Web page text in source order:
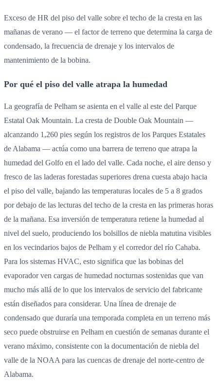
Exceso de HR del piso del valle sobre el techo de la cresta en las
mañanas de verano — el factor de terreno que determina la carga de
condensado, la frecuencia de drenaje y los intervalos de
mantenimiento de la bobina.
Por qué el piso del valle atrapa la humedad
La geografía de Pelham se asienta en el valle al este del Parque
Estatal Oak Mountain. La cresta de Double Oak Mountain —
alcanzando 1,260 pies según los registros de los Parques Estatales
de Alabama — actúa como una barrera de terreno que atrapa la
humedad del Golfo en el lado del valle. Cada noche, el aire denso y
fresco de las laderas forestadas superiores drena cuesta abajo hacia
el piso del valle, bajando las temperaturas locales de 5 a 8 grados
por debajo de las lecturas del techo de la cresta en las primeras horas
de la mañana. Esa inversión de temperatura retiene la humedad al
nivel del suelo, produciendo los bolsillos de niebla matutina visibles
en los vecindarios bajos de Pelham y el corredor del río Cahaba.
Para los sistemas HVAC, esto significa que las bobinas del
evaporador ven cargas de humedad nocturnas sostenidas que van
mucho más allá de lo que los intervalos de servicio del fabricante
están diseñados para considerar. Una línea de drenaje de
condensado que duraría una temporada completa en un terreno más
seco puede obstruirse en Pelham en cuestión de semanas durante el
verano máximo, consistente con la documentación de niebla del
valle de la NOAA para las cuencas de drenaje del norte-centro de
Alabama.